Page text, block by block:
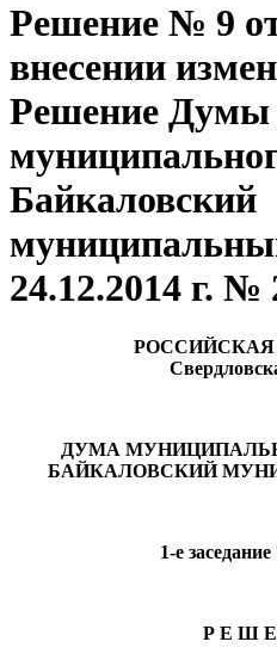
Решение № 9
внесении
Решение Думы
Байкаловский
24.12.2014 г. №
ДУМА
БАЙКАЛОВСКИЙ
1-е
Р Е Ш